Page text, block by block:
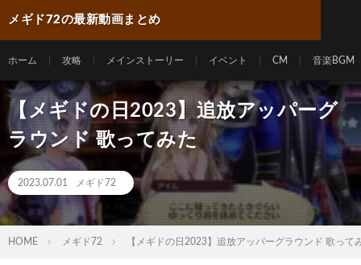
メギド72の最新動画まとめ
ホーム 攻略 メインストーリー イベント CM 音楽BGM
【メギドの日2023】追放アッパーグ
ラウンド 歌ってみた
2023.07.01 メギド72
HOME メギド72 【メギドの日2023】追放アッパーグラウンド 歌って